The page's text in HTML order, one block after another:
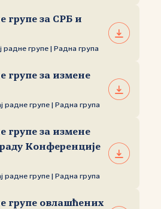
групе за СРБ и
радне групе | Радна група
групе за измене
радне групе | Радна група
групе за измене
Конференције
радне групе | Радна група
групе овлашћених